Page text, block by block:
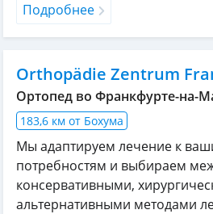
Подробнее
Orthopädie Zentrum
Ортопед во Франкфурте-на-
183,6 км от Бохума
Мы адаптируем лечение к
потребностям и выбираем
консервативными,
альтернативными методами